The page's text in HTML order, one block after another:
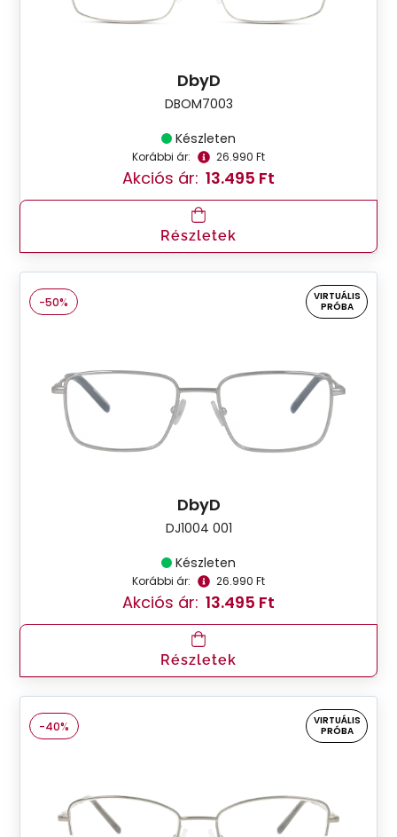
DbyD
DBOM7003
Készleten
Korábbi ár: 26.990 Ft
Akciós ár: 13.495 Ft
Részletek
-50%
VIRTUÁLIS
PRÓBA
DbyD
DJ1004 001
Készleten
Korábbi ár: 26.990 Ft
Akciós ár: 13.495 Ft
Részletek
-40%
VIRTUÁLIS
PRÓBA